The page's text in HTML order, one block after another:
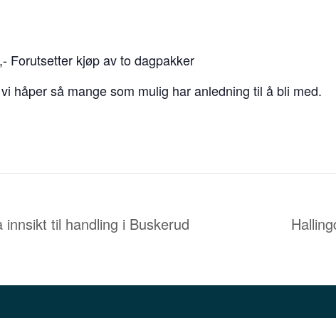
Forutsetter kjøp av to dagpakker
håper så mange som mulig har anledning til å bli med.
til handling i Buskerud